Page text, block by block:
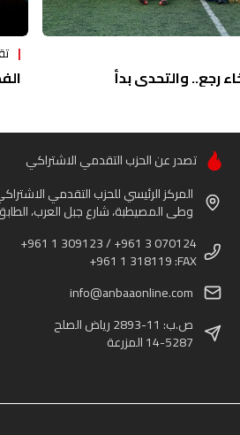
رجع.. والتحدي بدأ
تصدر عن الحزب التقدمي الاشتراكي
المركز الرئيسي للحزب التقدمي
وطى المصيطبة، شارع جبل العرب،
+961 1 309123 / +961 3 070124
+961 1 318119 :FAX
info@anbaaonline.com
ص.ب: 11-2893 رياض الصلح
14-5287 المزرعة